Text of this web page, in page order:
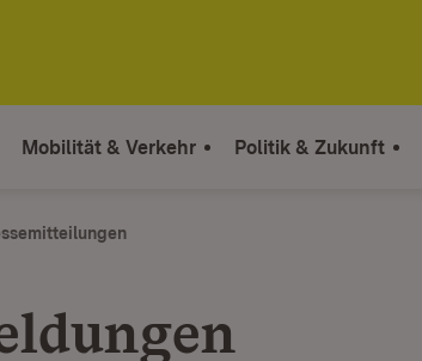
Mobilität & Verkehr Politik & Zukunft